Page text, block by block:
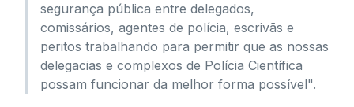
segurança pública entre delegados,
comissários, agentes de polícia, escrivãs e
peritos trabalhando para permitir que as nossas
delegacias e complexos de Polícia Científica
possam funcionar da melhor forma possível".